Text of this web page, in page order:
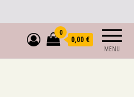
MENU
0
0,00 €